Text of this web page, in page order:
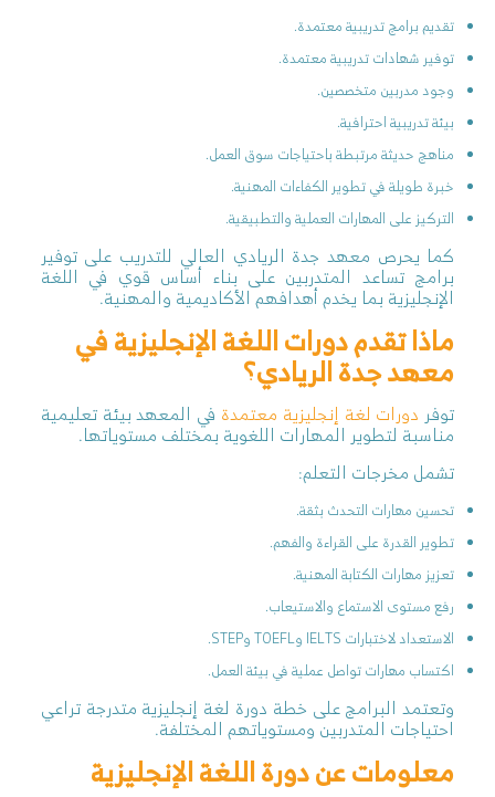
تقديم برامج تدريبية معتمدة.
توفير شهادات تدريبية معتمدة.
وجود مدربين متخصصين.
بيئة تدريبية احترافية.
مناهج حديثة مرتبطة باحتياجات سوق العمل.
خبرة طويلة في تطوير الكفاءات المهنية.
التركيز على المهارات العملية والتطبيقية.
كما يحرص معهد جدة الريادي العالي للتدريب على توفير
برامج تساعد المتدربين على بناء أساس قوي في اللغة
الإنجليزية بما يخدم أهدافهم الأكاديمية والمهنية.
ماذا تقدم دورات اللغة الإنجليزية في
معهد جدة الريادي؟
توفر دورات لغة إنجليزية معتمدة في المعهد بيئة تعليمية
مناسبة لتطوير المهارات اللغوية بمختلف مستوياتها.
تشمل مخرجات التعلم:
تحسين مهارات التحدث بثقة.
تطوير القدرة على القراءة والفهم.
تعزيز مهارات الكتابة المهنية.
رفع مستوى الاستماع والاستيعاب.
الاستعداد لاختبارات IELTS وTOEFL وSTEP.
اكتساب مهارات تواصل عملية في بيئة العمل.
وتعتمد البرامج على خطة دورة لغة إنجليزية متدرجة تراعي
احتياجات المتدربين ومستوياتهم المختلفة.
معلومات عن دورة اللغة الإنجليزية